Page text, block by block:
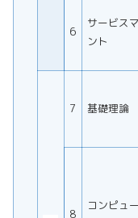
6
サービス
ント
7 基礎理論
8
コンピュ